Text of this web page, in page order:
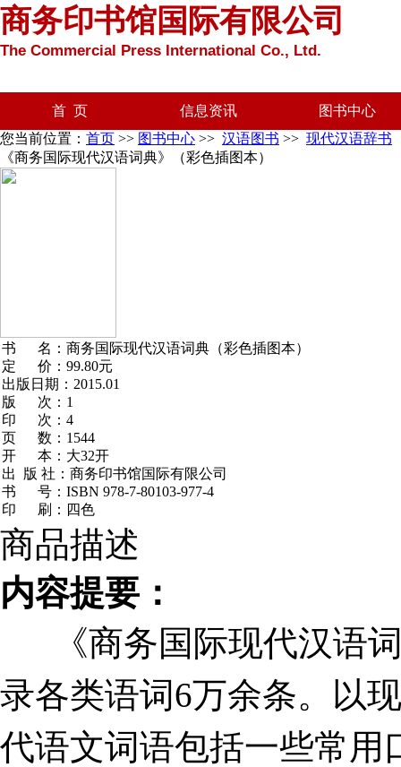
商务印书馆国际有限公司
The Commercial Press International Co., Ltd.
首 页 信息资讯
图书中心
您当前位置： 首页 >> 图书中心 >> 汉语图书 >> 现代汉语辞书
《商务国际现代汉语词典》（彩色插图本）
书 名：商务国际现代汉语词典（彩色插图本）
定 价：99.80元
出版日期：2015.01
版 次：1
印 次：4
页 数：1544
开 本：大32开
出 版 社：商务印书馆国际有限公司
书 号：ISBN 978-7-80103-977-4
印 刷：四色
商品描述
内容提要：
《商务国际现代汉语词
录各类语词6万余条。以
代语文词语包括一些常用